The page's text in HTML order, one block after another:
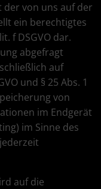
von uns auf der
ein berechtigtes
f DSGVO dar.
abgefragt
auf
und § 25 Abs. 1
von
im Endgerät
im Sinne des
auf die